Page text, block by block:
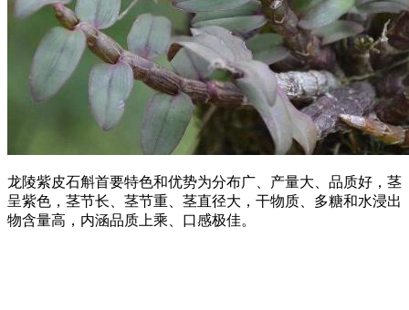
龙陵紫皮石斛首要特色和优势为分布广、产量大、品质好，茎
呈紫色，茎节长、茎节重、茎直径大，干物质、多糖和水浸出
物含量高，内涵品质上乘、口感极佳。